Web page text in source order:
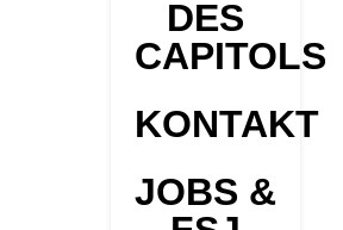
DES
CAPITOLS
KONTAKT
JOBS &